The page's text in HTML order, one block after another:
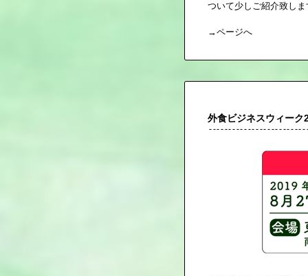
ついて少しご紹介致し
→ページへ
外食ビジネスウィーク